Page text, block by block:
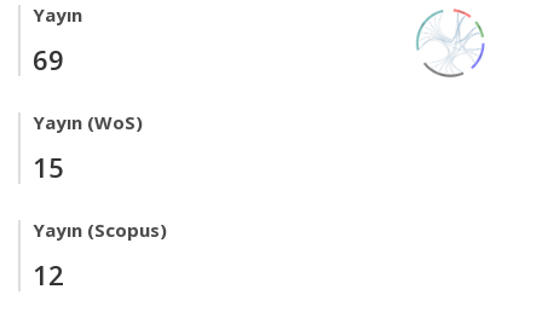
Yayın
69
Yayın (WoS)
15
Yayın (Scopus)
12